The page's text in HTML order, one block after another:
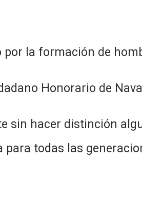
la formación de
Honorario de
sin hacer distinción
para todas las